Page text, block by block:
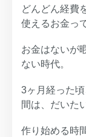
どんどん経費
使えるお金っ
お金はないが
ない時代。
3ヶ月経った
間は、だいた
作り始める時